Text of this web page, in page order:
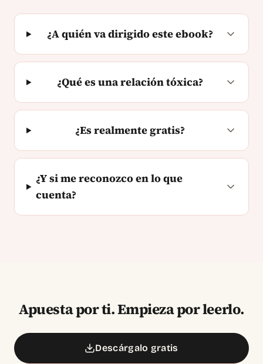
¿A quién va dirigido este ebook?
¿Qué es una relación tóxica?
¿Es realmente gratis?
¿Y si me reconozco en lo que
cuenta?
Apuesta por ti. Empieza por leerlo.
Descárgalo gratis